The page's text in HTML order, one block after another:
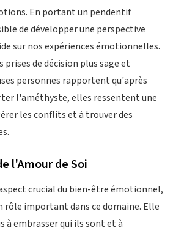
En portant un pendentif
de développer une perspective
sur nos expériences émotionnelles.
prises de décision plus sage et
personnes rapportent qu'après
l'améthyste, elles ressentent une
les conflits et à trouver des
l'Amour de Soi
crucial du bien-être émotionnel,
important dans ce domaine. Elle
à embrasser qui ils sont et à